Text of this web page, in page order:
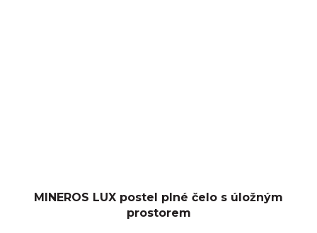
MINEROS LUX postel plné čelo s úložným
prostorem